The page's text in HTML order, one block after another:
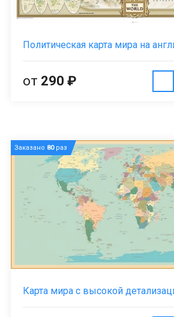
Политическая карта мира на
от 290 ₽
Заказано 80раз
Карта мира с высокой